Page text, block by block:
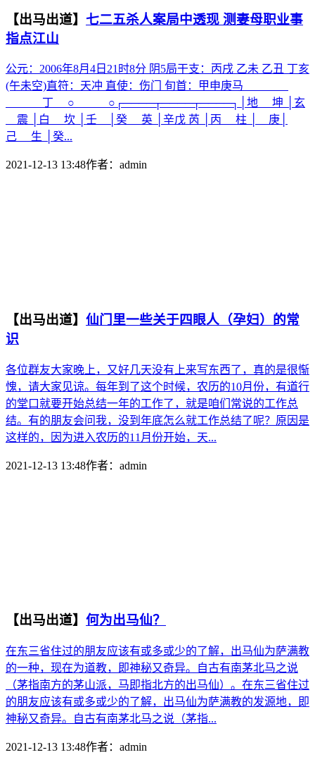
【出马出道】 七二五杀人案局中透现 测妻母职业事
指点江山
公元：2006年8月4日21时8分 阴5局干支：丙戌 乙未 乙丑 丁亥
(午未空)直符：天冲 直使：伤门 旬首：甲申庚马
丁 ○ ○┌────┬────┬────┐│地 坤 │玄
震 │白 坎 │壬 │癸 英 │辛戊 芮 │丙 柱 │ 庚│
己 生 │癸...
2021-12-13 13:48作者： admin
【出马出道】 仙门里一些关于四眼人（孕妇）的常
识
各位群友大家晚上，又好几天没有上来写东西了，真的是很惭
愧，请大家见谅。每年到了这个时候，农历的10月份，有道行
的堂口就要开始总结一年的工作了，就是咱们常说的工作总
结。有的朋友会问我，没到年底怎么就工作总结了呢？原因是
这样的，因为进入农历的11月份开始，天...
2021-12-13 13:48作者： admin
【出马出道】 何为出马仙？
在东三省住过的朋友应该有或多或少的了解，出马仙为萨满教
的一种，现在为道教，即神秘又奇异。自古有南茅北马之说
（茅指南方的茅山派，马即指北方的出马仙）。在东三省住过
的朋友应该有或多或少的了解，出马仙为萨满教的发源地，即
神秘又奇异。自古有南茅北马之说（茅指...
2021-12-13 13:48作者： admin